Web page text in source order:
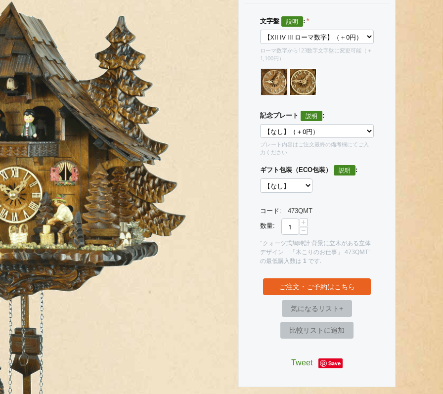
文字盤 :
ローマ数字から123数字文字盤に変更可能（＋
1,100円）
記念プレート :
プレート内容はご注文最終の備考欄にてご入
力ください
ギフト包装（ECO包装） :
コード:
473QMT
数量:
+
−
"クォーツ式鳩時計 背景に立木がある立体
デザイン 「木こりのお仕事」 473QMT"
の最低購入数は 1です.
ご注文・ご予約はこちら
気になるリスト+
比較リストに追加
Tweet Save